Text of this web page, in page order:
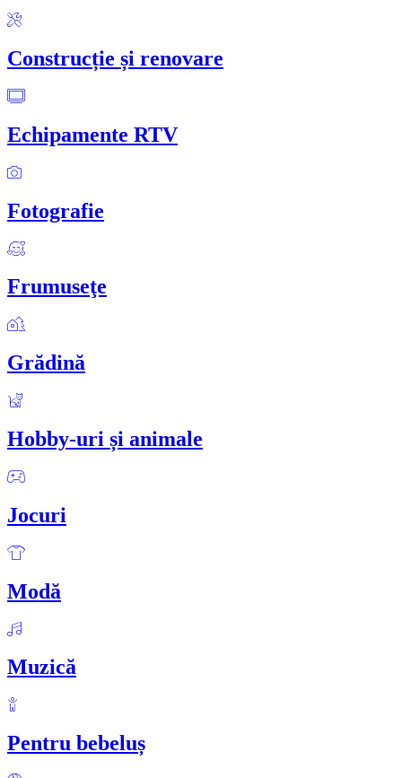
Construcție și renovare
Echipamente RTV
Fotografie
Frumuseţe
Grădină
Hobby-uri și animale
Jocuri
Modă
Muzică
Pentru bebeluș